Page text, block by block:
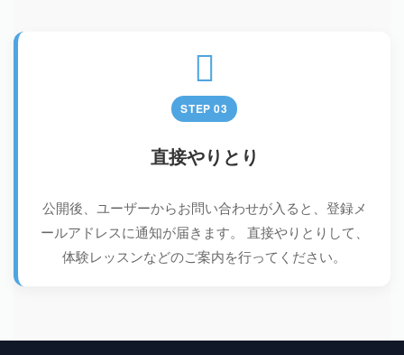
STEP 03
直接やりとり
公開後、ユーザーからお問い合わせが入ると、登録メ
ールアドレスに通知が届きます。
直接やりとりして、
体験レッスンなどのご案内を行ってください。